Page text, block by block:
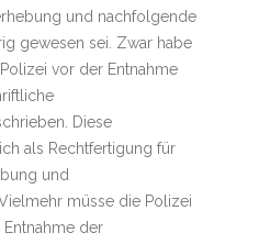
und nachfolgende
gewesen sei. Zwar habe
vor der Entnahme
Diese
als Rechtfertigung für
und
müsse die Polizei
der